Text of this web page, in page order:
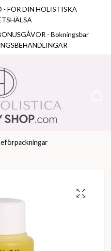
- FÖR DIN HOLISTISKA
- Bokningsbar